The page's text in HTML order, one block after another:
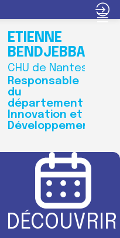
ETIENNE
BENDJEBBAR
CHU de Nantes
Responsable
du
département
Innovation et
Développement
DÉCOUVRIR